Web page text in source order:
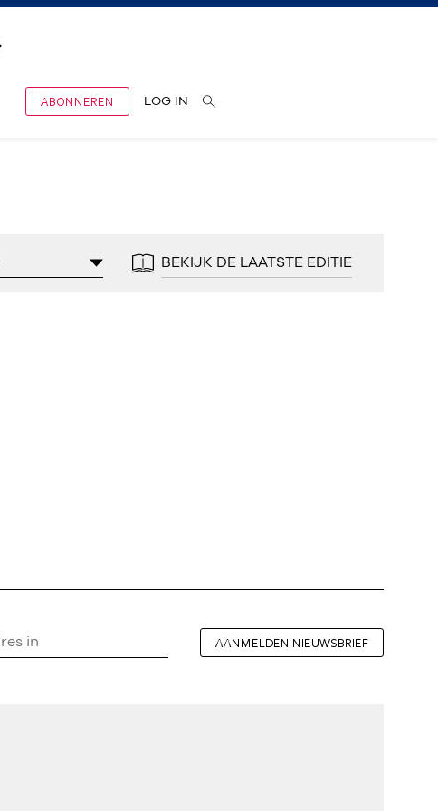
ABONNEREN LOG IN
BEKIJK DE LAATSTE EDITIE
AANMELDEN NIEUWSBRIEF